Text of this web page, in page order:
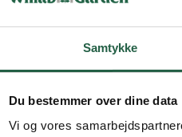
Samtykke
Du bestemmer over dine data
Vi og vores